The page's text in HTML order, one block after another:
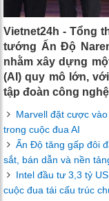
Vietnet24h - Tổng
tướng Ấn Độ
nhằm xây dựng
(AI) quy mô lớn,
tập đoàn công
Marvell đặt cược
trong cuộc đua AI
Ấn Độ tăng gấp đôi
sắt, bán dẫn và nền
Intel đầu tư 3,3 tỷ
cuộc đua tái cấu trúc